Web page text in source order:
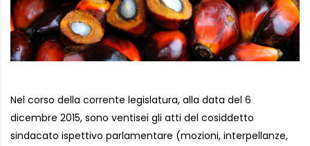
Nel corso della corrente legislatura, alla data del 6
dicembre 2015, sono ventisei gli atti del cosiddetto
sindacato ispettivo parlamentare (mozioni, interpellanze,